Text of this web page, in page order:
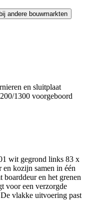
andere bouwmarkten
en sluitplaat
1300 voorgeboord
wit gegrond links 83 x
kozijn samen in één
boarddeur en het grenen
voor een verzorgde
vlakke uitvoering past